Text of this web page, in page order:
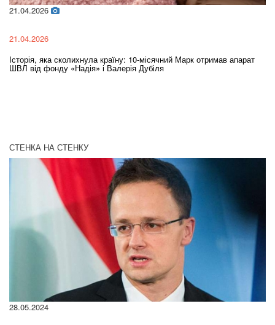
21.04.2026
21.04.2026
Історія, яка сколихнула країну: 10-місячний Марк отримав апарат
ШВЛ від фонду «Надія» і Валерія Дубіля
СТЕНКА НА СТЕНКУ
28.05.2024